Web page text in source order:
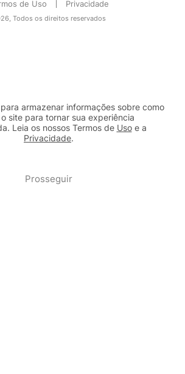
de Uso Privacidade
Todos os direitos reservados
armazenar informações sobre como
site para tornar sua experiência
Leia os nossos Termos de Usoe a
Privacidade.
Prosseguir